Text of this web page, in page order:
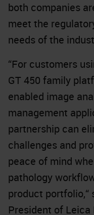
both companies
meet the
needs of the
“For customers
GT 450 family
enabled image
management
partnership can
challenges and
peace of mind
pathology
product portfolio,“
President of Leica